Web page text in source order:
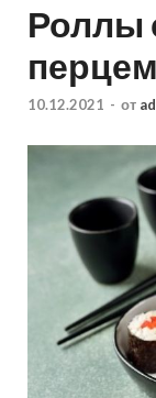
Роллы
перцем
10.12.2021 - от